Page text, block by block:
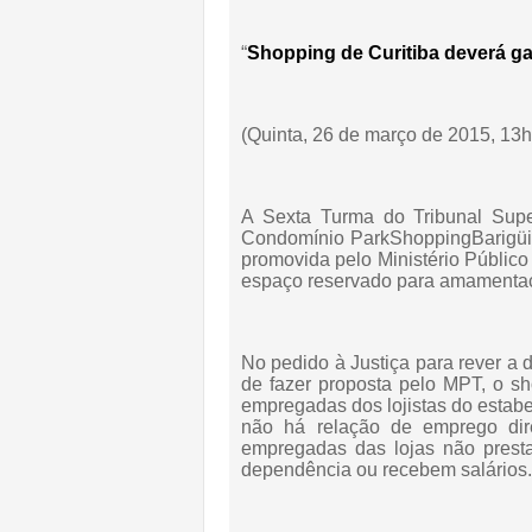
“Shopping de Curitiba deverá
(Quinta, 26 de março de 2015,
A Sexta Turma do Tribunal
Condomínio
promovida pelo Ministério
espaço reservado para
No pedido à Justiça para rever a
de fazer proposta pelo MPT, o
empregadas dos lojistas do
não há relação de emprego
empregadas das lojas não
dependência ou recebem